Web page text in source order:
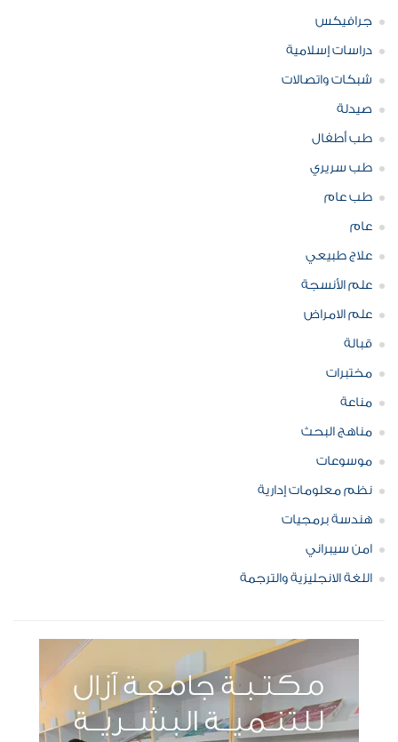
جرافيكس
دراسات إسلامية
شبكات واتصالات
صيدلة
طب أطفال
طب سريري
طب عام
عام
علاج طبيعي
علم الأنسجة
علم الامراض
قبالة
مختبرات
مناعة
مناهج البحث
موسوعات
نظم معلومات إدارية
هندسة برمجيات
امن سيبراني
اللغة الانجليزية والترجمة